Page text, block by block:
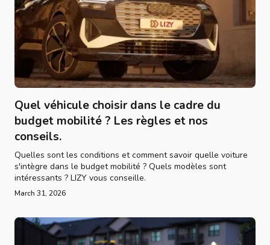
Quel véhicule choisir dans le cadre du
budget mobilité ? Les règles et nos
conseils.
Quelles sont les conditions et comment savoir quelle voiture
s'intègre dans le budget mobilité ? Quels modèles sont
intéressants ? LIZY vous conseille.
March 31, 2026